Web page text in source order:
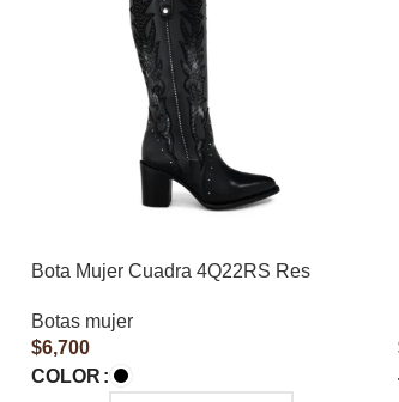
Bota Mujer Cuadra 4Q22RS Res
Botas mujer
$6,700
COLOR